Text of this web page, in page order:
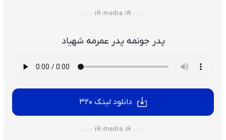
…:::: iR-media.iR ::::…
پدر جونمه پدر عمرمه شهیاد
دانلود لینک 320
…:::: iR-media.iR ::::…